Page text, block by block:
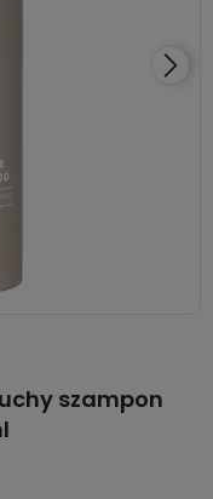
szampon